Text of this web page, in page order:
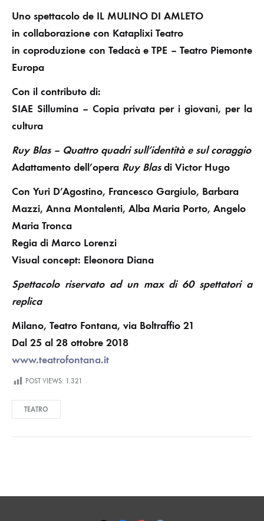
Uno spettacolo de IL MULINO DI AMLETO
in collaborazione con Kataplixi Teatro
in coproduzione con Tedacà e TPE – Teatro Piemonte
Europa
Con il contributo di:
SIAE Sillumina – Copia privata per i giovani, per la
cultura
Ruy Blas – Quattro quadri sull’identità e sul coraggio
Adattamento dell’opera Ruy Blasdi Victor Hugo
Con Yuri D’Agostino, Francesco Gargiulo, Barbara
Mazzi, Anna Montalenti, Alba Maria Porto, Angelo
Maria Tronca
Regia di Marco Lorenzi
Visual concept: Eleonora Diana
Spettacolo riservato ad un max di 60 spettatori a
replica
Milano, Teatro Fontana, via Boltraffio 21
Dal 25 al 28 ottobre 2018
www.teatrofontana.it
POST VIEWS: 1.321
TEATRO